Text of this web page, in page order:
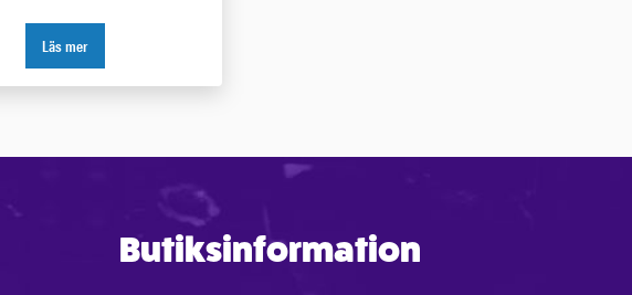
Läs mer
Butiksinformation